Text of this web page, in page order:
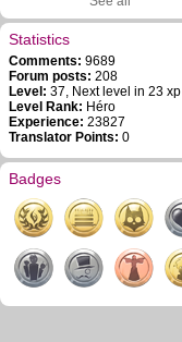
Statistics
Comments: 9689
Forum posts: 208
Level: 37, Next level in 23 xp
Level Rank: Héro
Experience: 23827
Translator Points: 0
Badges